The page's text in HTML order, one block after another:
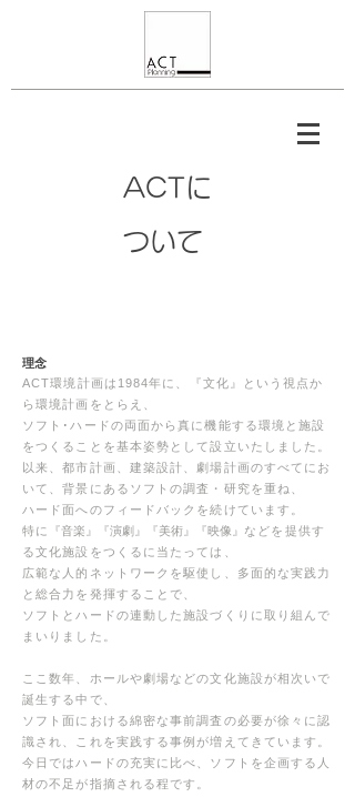
ACTに
ついて
理念
ACT環境計画は1984年に、『文化』という視点か
ら環境計画をとらえ、
ソフト･ハードの両面から真に機能する環境と施設
をつくることを基本姿勢として設立いたしました。
以来、都市計画、建築設計、劇場計画のすべてにお
いて、背景にあるソフトの調査・研究を重ね、
ハード面へのフィードバックを続けています。
特に
『音楽』『演劇』『美術』『映像』 などを提供す
る文化施設をつくるに当たっては、
広範な人的ネットワークを駆使し、多面的な実践力
と総合力を発揮することで、
ソフトとハードの連動した施設づくりに取り組んで
まいりました。
ここ数年、ホールや劇場などの文化施設が相次いで
誕生する中で、
ソフト面における綿密な事前調査の必要が徐々に認
識され、これを実践する事例が増えてきています。
今日ではハードの充実に比べ、ソフトを企画する人
材の不足が指摘される程です。